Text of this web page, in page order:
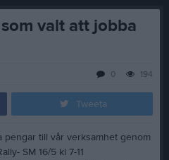
valt att jobba
194
0
Tweeta
pengar till vår verksamhet genom
SM 16/5 kl 7-11